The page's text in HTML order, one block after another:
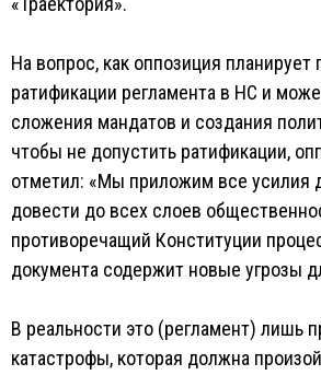
На вопрос, как оппозиция планирует
ратификации регламента в НС и
сложения мандатов и создания
чтобы не допустить ратификации,
отметил: «Мы приложим все усилия
довести до всех слоев
противоречащий Конституции
документа содержит новые угрозы
В реальности это (регламент) лишь
катастрофы, которая должна